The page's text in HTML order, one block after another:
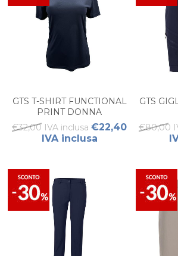
GTS T-SHIRT FUNCTIONAL
PRINT DONNA
€32,00 IVA inclusa €22,40
IVA inclusa
GTS
€80,00